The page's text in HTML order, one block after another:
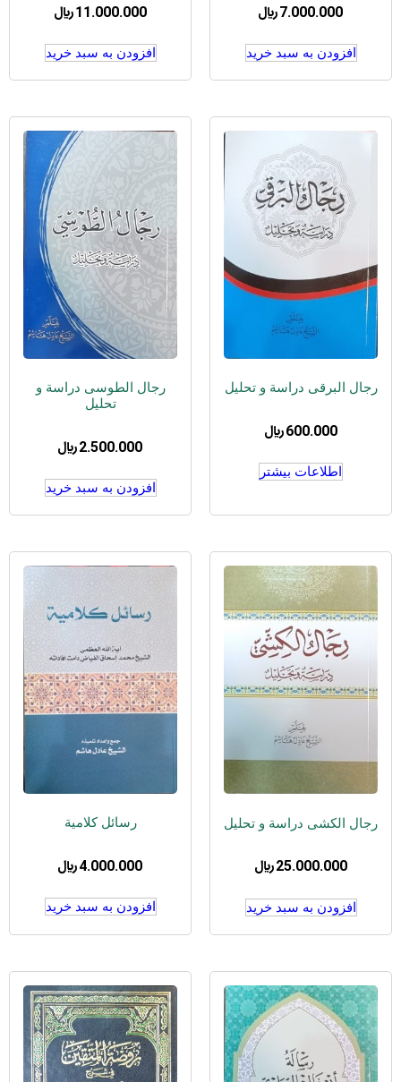
7.000.000 ﷼
افزودن به سبد خرید
11.000.000 ﷼
افزودن به سبد خرید
رجال البرقی دراسة و تحلیل
600.000 ﷼
اطلاعات بیشتر
رجال الطوسی دراسة و
تحلیل
2.500.000 ﷼
افزودن به سبد خرید
رجال الکشی دراسة و تحلیل
25.000.000 ﷼
افزودن به سبد خرید
رسائل کلامیة
4.000.000 ﷼
افزودن به سبد خرید